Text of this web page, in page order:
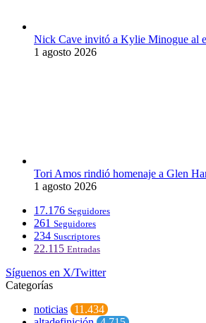
Nick Cave invitó a Kylie Minogue al
1 agosto 2026
Tori Amos rindió homenaje a Glen
1 agosto 2026
17.176 Seguidores
261 Seguidores
234 Suscriptores
22.115 Entradas
Síguenos en X/Twitter
Categorías
noticias 11.434